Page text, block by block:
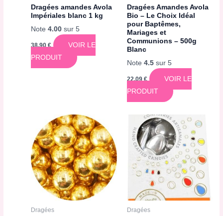
Dragées amandes Avola
Impériales blanc 1 kg
Note4.00 sur 5
38,90€
VOIR LE
PRODUIT
Dragées Amandes Avola
Bio – Le Choix Idéal
pour Baptêmes,
Mariages et
Communions – 500g
Blanc
Note 4.5sur 5
22,09€
VOIR LE
PRODUIT
Dragées Dragées